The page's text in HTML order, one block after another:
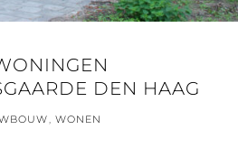
DEN HAAG
, WONEN